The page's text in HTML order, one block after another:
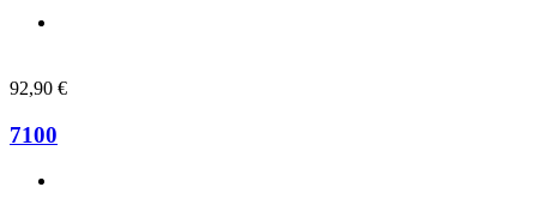
92,90 €
7100